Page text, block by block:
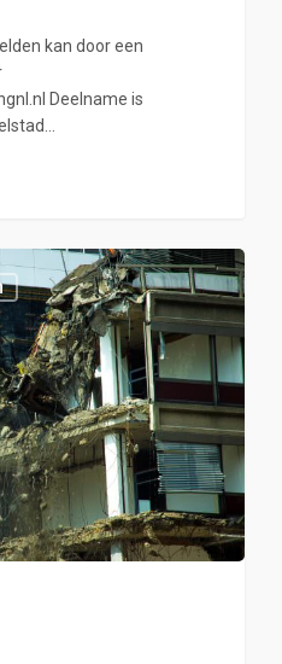
kan door een
Deelname is